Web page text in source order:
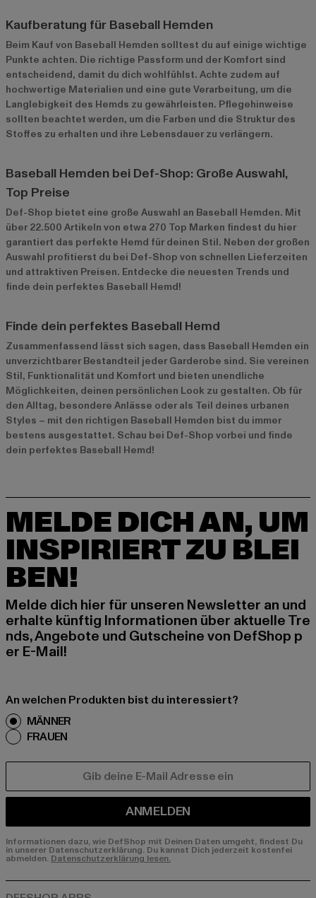
Kaufberatung für Baseball Hemden
Beim Kauf von Baseball Hemden solltest du auf einige wichtige
Punkte achten. Die richtige Passform und der Komfort sind
entscheidend, damit du dich wohlfühlst. Achte zudem auf
hochwertige Materialien und eine gute Verarbeitung, um die
Langlebigkeit des Hemds zu gewährleisten. Pflegehinweise
sollten beachtet werden, um die Farben und die Struktur des
Stoffes zu erhalten und ihre Lebensdauer zu verlängern.
Baseball Hemden bei Def-Shop: Große Auswahl,
Top Preise
Def-Shop bietet eine große Auswahl an Baseball Hemden. Mit
über 22.500 Artikeln von etwa 270 Top Marken findest du hier
garantiert das perfekte Hemd für deinen Stil. Neben der großen
Auswahl profitierst du bei Def-Shop von schnellen Lieferzeiten
und attraktiven Preisen. Entdecke die neuesten Trends und
finde dein perfektes Baseball Hemd!
Finde dein perfektes Baseball Hemd
Zusammenfassend lässt sich sagen, dass Baseball Hemden ein
unverzichtbarer Bestandteil jeder Garderobe sind. Sie vereinen
Stil, Funktionalität und Komfort und bieten unendliche
Möglichkeiten, deinen persönlichen Look zu gestalten. Ob für
den Alltag, besondere Anlässe oder als Teil deines urbanen
Styles – mit den richtigen Baseball Hemden bist du immer
bestens ausgestattet. Schau bei Def-Shop vorbei und finde
dein perfektes Baseball Hemd!
MELDE DICH AN, UM
INSPIRIERT ZU BLEI
BEN!
Melde dich hier für unseren Newsletter an und
erhalte künftig Informationen über aktuelle Tre
nds, Angebote und Gutscheine von DefShop p
er E-Mail!
An welchen Produkten bist du interessiert?
MÄNNER
FRAUEN
ANMELDEN
Informationen dazu, wie DefShop mit Deinen Daten umgeht, findest Du
in unserer Datenschutzerklärung. Du kannst Dich jederzeit kostenfei
abmelden. Datenschutzerklärung lesen.